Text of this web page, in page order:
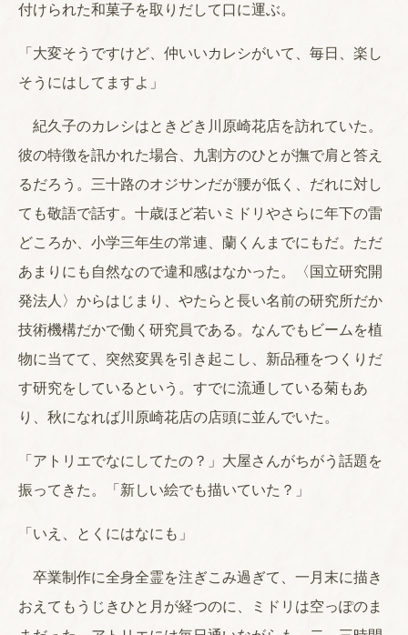
付けられた和菓子を取りだして口に運ぶ。
「大変そうですけど、仲いいカレシがいて、毎日、楽し
そうにはしてますよ」
紀久子のカレシはときどき川原崎花店を訪れていた。
彼の特徴を訊かれた場合、九割方のひとが撫で肩と答え
るだろう。三十路のオジサンだが腰が低く、だれに対し
ても敬語で話す。十歳ほど若いミドリやさらに年下の雷
どころか、小学三年生の常連、蘭くんまでにもだ。ただ
あまりにも自然なので違和感はなかった。〈国立研究開
発法人〉からはじまり、やたらと長い名前の研究所だか
技術機構だかで働く研究員である。なんでもビームを植
物に当てて、突然変異を引き起こし、新品種をつくりだ
す研究をしているという。すでに流通している菊もあ
り、秋になれば川原崎花店の店頭に並んでいた。
「アトリエでなにしてたの？」大屋さんがちがう話題を
振ってきた。「新しい絵でも描いていた？」
「いえ、とくにはなにも」
卒業制作に全身全霊を注ぎこみ過ぎて、一月末に描き
おえてもうじきひと月が経つのに、ミドリは空っぽのま